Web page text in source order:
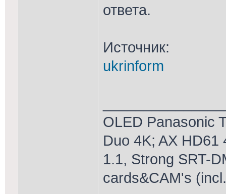
ответа.
Источник:
ukrinform
OLED Panasonic
Duo 4K; AX HD61
1.1, Strong SRT-
cards&CAM's